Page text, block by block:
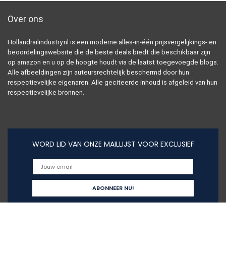
Over ons
Hollandrailindustry.nl is een moderne alles-in-één prijsvergelijkings- en
beoordelingswebsite die de beste deals biedt die beschikbaar zijn
op amazon en u op de hoogte houdt via de laatst toegevoegde blogs.
Alle afbeeldingen zijn auteursrechtelijk beschermd door hun
respectievelijke eigenaren. Alle geciteerde inhoud is afgeleid van hun
respectievelijke bronnen.
WORD LID VAN ONZE MAILLIJST VOOR EXCLUSIEF